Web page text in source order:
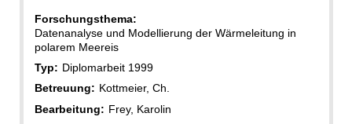
Forschungsthema:
Datenanalyse und Modellierung der Wärmeleitung in
polarem Meereis
Typ: Diplomarbeit 1999
Betreuung: Kottmeier, Ch.
Bearbeitung: Frey, Karolin